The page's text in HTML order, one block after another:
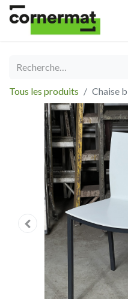
Tous les produits Chaise